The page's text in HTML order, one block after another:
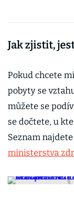
Jak zjistit,
Pokud chcete
pobyty se
můžete se
se dočtete, u
Seznam
ministerstva